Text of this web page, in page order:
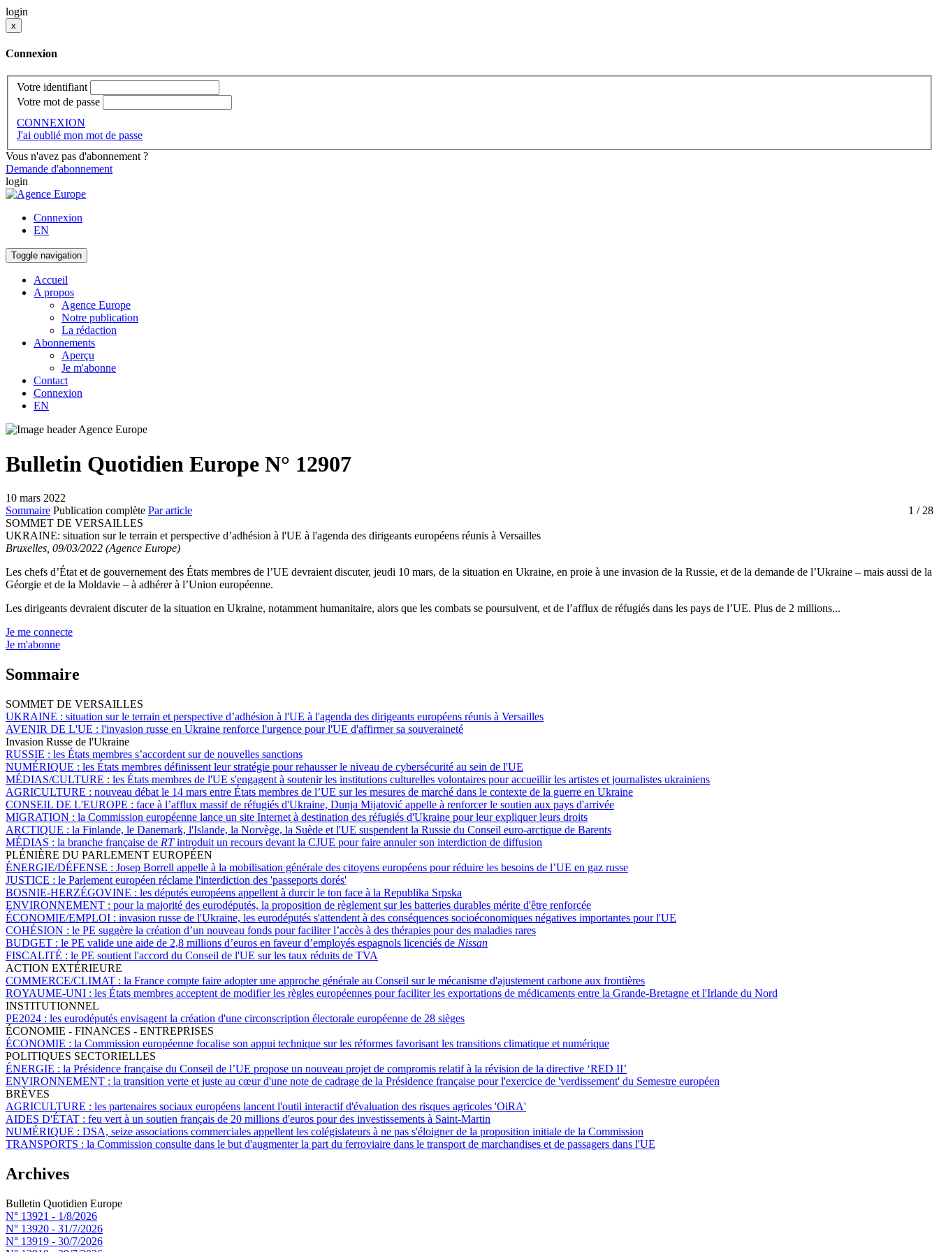
login
x
Connexion
Votre identifiant
Votre mot de passe
CONNEXION
J'ai oublié mon mot de passe
Vous n'avez pas d'abonnement ?
Demande d'abonnement
login
Connexion
EN
Toggle navigation
Accueil
A propos
Agence Europe
Notre publication
La rédaction
Abonnements
Aperçu
Je m'abonne
Contact
Connexion
EN
Bulletin Quotidien Europe N° 12907
10 mars 2022
Sommaire Publication complète Par article 1 / 28
SOMMET DE VERSAILLES
UKRAINE: situation sur le terrain et perspective d’adhésion à l'UE à l'agenda des dirigeants européens réunis à Versailles
Bruxelles, 09/03/2022 (Agence Europe)
Les chefs d’État et de gouvernement des États membres de l’UE devraient discuter, jeudi 10 mars, de la situation en Ukraine, en proie à une invasion de la Russie, et de la demande de l’Ukraine – mais aussi de la
Géorgie et de la Moldavie – à adhérer à l’Union européenne.
Les dirigeants devraient discuter de la situation en Ukraine, notamment humanitaire, alors que les combats se poursuivent, et de l’afflux de réfugiés dans les pays de l’UE. Plus de 2 millions...
Je me connecte
Je m'abonne
Sommaire
SOMMET DE VERSAILLES
UKRAINE : situation sur le terrain et perspective d’adhésion à l'UE à l'agenda des dirigeants européens réunis à Versailles
AVENIR DE L'UE : l'invasion russe en Ukraine renforce l'urgence pour l'UE d'affirmer sa souveraineté
Invasion Russe de l'Ukraine
RUSSIE : les États membres s’accordent sur de nouvelles sanctions
NUMÉRIQUE : les États membres définissent leur stratégie pour rehausser le niveau de cybersécurité au sein de l'UE
MÉDIAS/CULTURE : les États membres de l'UE s'engagent à soutenir les institutions culturelles volontaires pour accueillir les artistes et journalistes ukrainiens
AGRICULTURE : nouveau débat le 14 mars entre États membres de l’UE sur les mesures de marché dans le contexte de la guerre en Ukraine
CONSEIL DE L'EUROPE : face à l’afflux massif de réfugiés d'Ukraine, Dunja Mijatović appelle à renforcer le soutien aux pays d'arrivée
MIGRATION : la Commission européenne lance un site Internet à destination des réfugiés d'Ukraine pour leur expliquer leurs droits
ARCTIQUE : la Finlande, le Danemark, l'Islande, la Norvège, la Suède et l'UE suspendent la Russie du Conseil euro-arctique de Barents
MÉDIAS : la branche française de RTintroduit un recours devant la CJUE pour faire annuler son interdiction de diffusion
PLÉNIÈRE DU PARLEMENT EUROPÉEN
ÉNERGIE/DÉFENSE : Josep Borrell appelle à la mobilisation générale des citoyens européens pour réduire les besoins de l’UE en gaz russe
JUSTICE : le Parlement européen réclame l'interdiction des 'passeports dorés'
BOSNIE-HERZÉGOVINE : les députés européens appellent à durcir le ton face à la Republika Srpska
ENVIRONNEMENT : pour la majorité des eurodéputés, la proposition de règlement sur les batteries durables mérite d'être renforcée
ÉCONOMIE/EMPLOI : invasion russe de l'Ukraine, les eurodéputés s'attendent à des conséquences socioéconomiques négatives importantes pour l'UE
COHÉSION : le PE suggère la création d’un nouveau fonds pour faciliter l’accès à des thérapies pour des maladies rares
BUDGET : le PE valide une aide de 2,8 millions d’euros en faveur d’employés espagnols licenciés de Nissan
FISCALITÉ : le PE soutient l'accord du Conseil de l'UE sur les taux réduits de TVA
ACTION EXTÉRIEURE
COMMERCE/CLIMAT : la France compte faire adopter une approche générale au Conseil sur le mécanisme d'ajustement carbone aux frontières
ROYAUME-UNI : les États membres acceptent de modifier les règles européennes pour faciliter les exportations de médicaments entre la Grande-Bretagne et l'Irlande du Nord
INSTITUTIONNEL
PE2024 : les eurodéputés envisagent la création d'une circonscription électorale européenne de 28 sièges
ÉCONOMIE - FINANCES - ENTREPRISES
ÉCONOMIE : la Commission européenne focalise son appui technique sur les réformes favorisant les transitions climatique et numérique
POLITIQUES SECTORIELLES
ÉNERGIE : la Présidence française du Conseil de l’UE propose un nouveau projet de compromis relatif à la révision de la directive ‘RED II’
ENVIRONNEMENT : la transition verte et juste au cœur d'une note de cadrage de la Présidence française pour l'exercice de 'verdissement' du Semestre européen
BRÈVES
AGRICULTURE : les partenaires sociaux européens lancent l'outil interactif d'évaluation des risques agricoles 'OiRA'
AIDES D'ÉTAT : feu vert à un soutien français de 20 millions d'euros pour des investissements à Saint-Martin
NUMÉRIQUE : DSA, seize associations commerciales appellent les colégislateurs à ne pas s'éloigner de la proposition initiale de la Commission
TRANSPORTS : la Commission consulte dans le but d'augmenter la part du ferroviaire dans le transport de marchandises et de passagers dans l'UE
Archives
Bulletin Quotidien Europe
N° 13921 - 1/8/2026
N° 13920 - 31/7/2026
N° 13919 - 30/7/2026